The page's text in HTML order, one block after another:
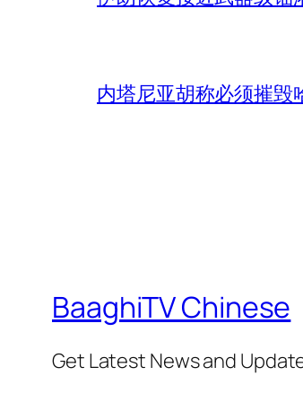
内塔尼亚胡称必须摧毁
BaaghiTV Chinese
Get Latest News and